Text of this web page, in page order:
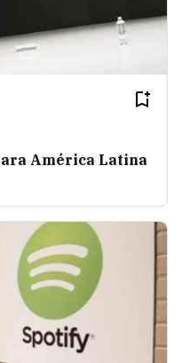
América Latina